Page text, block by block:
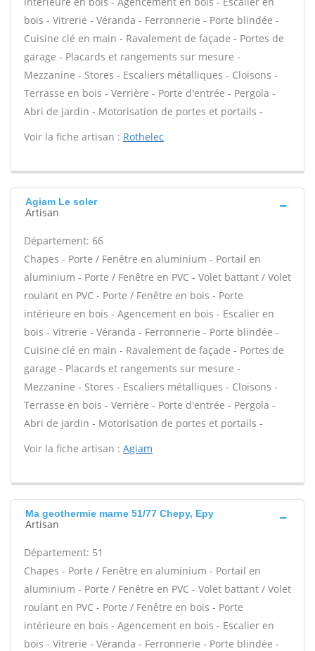
bois - Vitrerie - Véranda - Ferronnerie - Porte blindée -
Cuisine clé en main - Ravalement de façade - Portes de
garage - Placards et rangements sur mesure -
Mezzanine - Stores - Escaliers métalliques - Cloisons -
Terrasse en bois - Verrière - Porte d'entrée - Pergola -
Abri de jardin - Motorisation de portes et portails -
Voir la fiche artisan : Rothelec
Agiam Le soler
Artisan
Département: 66
Chapes - Porte / Fenêtre en aluminium - Portail en
aluminium - Porte / Fenêtre en PVC - Volet battant / Volet
roulant en PVC - Porte / Fenêtre en bois - Porte
intérieure en bois - Agencement en bois - Escalier en
bois - Vitrerie - Véranda - Ferronnerie - Porte blindée -
Cuisine clé en main - Ravalement de façade - Portes de
garage - Placards et rangements sur mesure -
Mezzanine - Stores - Escaliers métalliques - Cloisons -
Terrasse en bois - Verrière - Porte d'entrée - Pergola -
Abri de jardin - Motorisation de portes et portails -
Voir la fiche artisan : Agiam
Ma geothermie marne 51/77 Chepy, Epy
Artisan
Département: 51
Chapes - Porte / Fenêtre en aluminium - Portail en
aluminium - Porte / Fenêtre en PVC - Volet battant / Volet
roulant en PVC - Porte / Fenêtre en bois - Porte
intérieure en bois - Agencement en bois - Escalier en
bois - Vitrerie - Véranda - Ferronnerie - Porte blindée -